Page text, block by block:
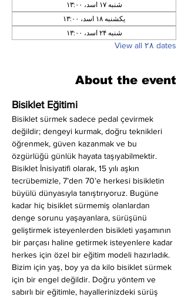
شنبه ۱۷ اسد، ۱۳:۰۰
یکشنبه ۱۸ اسد، ۱۳:۰۰
شنبه ۲۴ اسد، ۱۳:۰۰
View all ۲۸ dates
About the event
Bisiklet Eğitimi
Bisiklet sürmek sadece pedal çevirmek
değildir; dengeyi kurmak, doğru teknikleri
öğrenmek, güven kazanmak ve bu
özgürlüğü günlük hayata taşıyabilmektir.
Bisiklet İnisiyatifi olarak, 15 yılı aşkın
tecrübemizle, 7’den 70’e herkesi bisikletin
büyülü dünyasıyla tanıştırıyoruz. Bugüne
kadar hiç bisiklet sürmemiş olanlardan
denge sorunu yaşayanlara, sürüşünü
geliştirmek isteyenlerden bisikleti yaşamının
bir parçası haline getirmek isteyenlere kadar
herkes için özel bir eğitim modeli hazırladık.
Bizim için yaş, boy ya da kilo bisiklet sürmek
için bir engel değildir. Doğru yöntem ve
sabırlı bir eğitimle, hayallerinizdeki sürüş